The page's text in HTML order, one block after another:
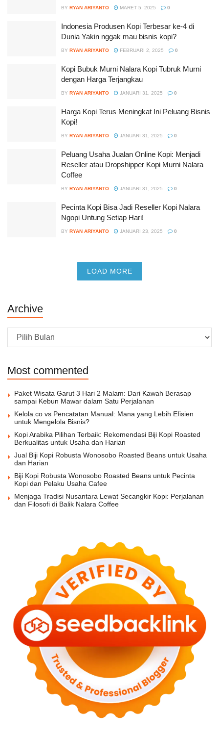
BY RYAN ARIYANTO MARET 5, 2025 0
Indonesia Produsen Kopi Terbesar ke-4 di
Dunia Yakin nggak mau bisnis kopi?
BY RYAN ARIYANTO FEBRUARI 2, 2025 0
Kopi Bubuk Murni Nalara Kopi Tubruk Murni
dengan Harga Terjangkau
BY RYAN ARIYANTO JANUARI 31, 2025 0
Harga Kopi Terus Meningkat Ini Peluang Bisnis
Kopi!
BY RYAN ARIYANTO JANUARI 31, 2025 0
Peluang Usaha Jualan Online Kopi: Menjadi
Reseller atau Dropshipper Kopi Murni Nalara
Coffee
BY RYAN ARIYANTO JANUARI 31, 2025 0
Pecinta Kopi Bisa Jadi Reseller Kopi Nalara
Ngopi Untung Setiap Hari!
BY RYAN ARIYANTO JANUARI 23, 2025 0
LOAD MORE
Archive
Archive
Most commented
Paket Wisata Garut 3 Hari 2 Malam: Dari Kawah Berasap
sampai Kebun Mawar dalam Satu Perjalanan
Kelola.co vs Pencatatan Manual: Mana yang Lebih Efisien
untuk Mengelola Bisnis?
Kopi Arabika Pilihan Terbaik: Rekomendasi Biji Kopi Roasted
Berkualitas untuk Usaha dan Harian
Jual Biji Kopi Robusta Wonosobo Roasted Beans untuk Usaha
dan Harian
Biji Kopi Robusta Wonosobo Roasted Beans untuk Pecinta
Kopi dan Pelaku Usaha Cafee
Menjaga Tradisi Nusantara Lewat Secangkir Kopi: Perjalanan
dan Filosofi di Balik Nalara Coffee